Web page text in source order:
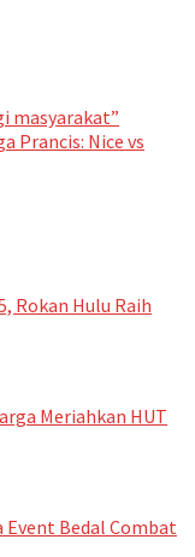
masyarakat”
Prancis: Nice vs
Rokan Hulu Raih
Meriahkan HUT
Event Bedal Combat